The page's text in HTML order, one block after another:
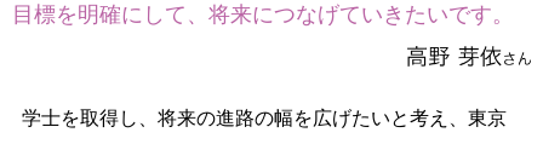
目標を明確にして、将来につなげていきたいです。
学士を取得し、将来の進路の幅を広げたいと考え、東京